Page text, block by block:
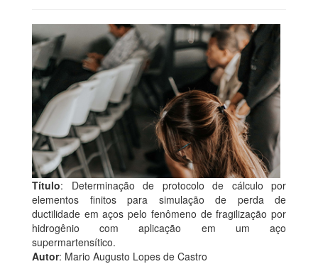
Título: Determinação de protocolo de cálculo por
elementos finitos para simulação de perda de
ductilidade em aços pelo fenômeno de fragilização por
hidrogênio com aplicação em um aço
supermartensítico.
Autor: Mario Augusto Lopes de Castro